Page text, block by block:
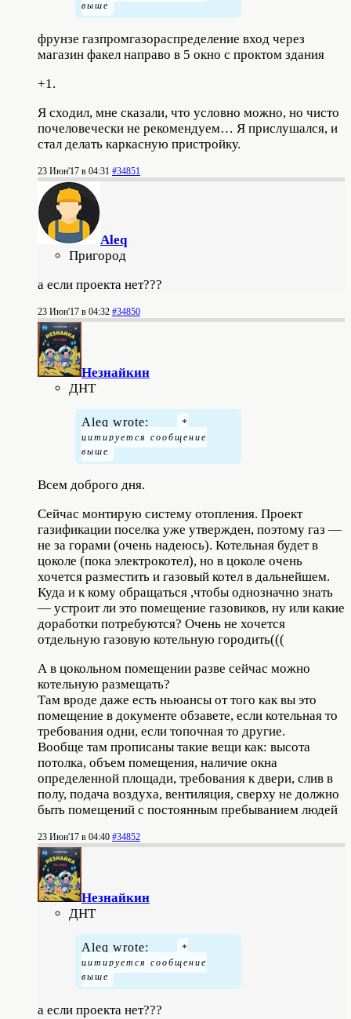
фрунзе газпромгазораспределение вход через
магазин факел направо в 5 окно с проктом здания
+1.
Я сходил, мне сказали, что условно можно, но чисто
почеловечески не рекомендуем… Я прислушался, и
стал делать каркасную пристройку.
23 Июн'17 в 04:31 #34851
Aleq
Пригород
а если проекта нет???
23 Июн'17 в 04:32 #34850
Незнайкин
ДНТ
Aleq wrote:
Всем доброго дня.
Сейчас монтирую систему отопления. Проект
газификации поселка уже утвержден, поэтому газ —
не за горами (очень надеюсь). Котельная будет в
цоколе (пока электрокотел), но в цоколе очень
хочется разместить и газовый котел в дальнейшем.
Куда и к кому обращаться ,чтобы однозначно знать
— устроит ли это помещение газовиков, ну или какие
доработки потребуются? Очень не хочется
отдельную газовую котельную городить(((
А в цокольном помещении разве сейчас можно
котельную размещать?
Там вроде даже есть ньюансы от того как вы это
помещение в документе обзавете, если котельная то
требования одни, если топочная то другие.
Вообще там прописаны такие вещи как: высота
потолка, объем помещения, наличие окна
определенной площади, требования к двери, слив в
полу, подача воздуха, вентиляция, сверху не должно
быть помещений с постоянным пребыванием людей
23 Июн'17 в 04:40 #34852
Незнайкин
ДНТ
Aleq wrote:
а если проекта нет???